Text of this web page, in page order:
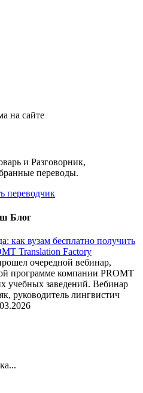
на сайте
и Разговорник,
переводы.
Блог
как вузам бесплатно получить
Translation Factory
очередной вебинар,
программе компании PROMT
учебных заведений. Вебинар
руководитель лингвистич